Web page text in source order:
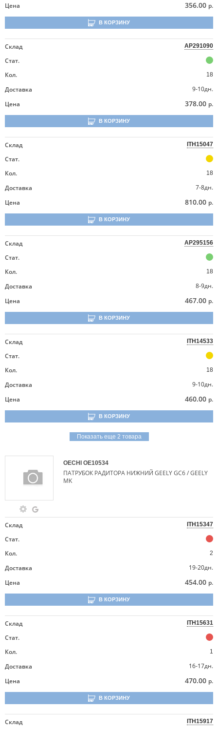
Цена
356.00 р.
В КОРЗИНУ
Склад AP291090
Стат.
Кол.
18
Доставка
9-10дн.
Цена
378.00 р.
В КОРЗИНУ
Склад ITH15047
Стат.
Кол.
18
Доставка
7-8дн.
Цена
810.00 р.
В КОРЗИНУ
Склад AP295156
Стат.
Кол.
18
Доставка
8-9дн.
Цена
467.00 р.
В КОРЗИНУ
Склад ITH14533
Стат.
Кол.
18
Доставка
9-10дн.
Цена
460.00 р.
В КОРЗИНУ
Показать еще 2 товара
OECHI OE10534
ПАТРУБОК РАДИТОРА НИЖНИЙ GEELY GC6 / GEELY
MK
Склад ITH15347
Стат.
Кол.
2
Доставка
19-20дн.
Цена
454.00 р.
В КОРЗИНУ
Склад ITH15631
Стат.
Кол.
1
Доставка
16-17дн.
Цена
470.00 р.
В КОРЗИНУ
Склад ITH15917